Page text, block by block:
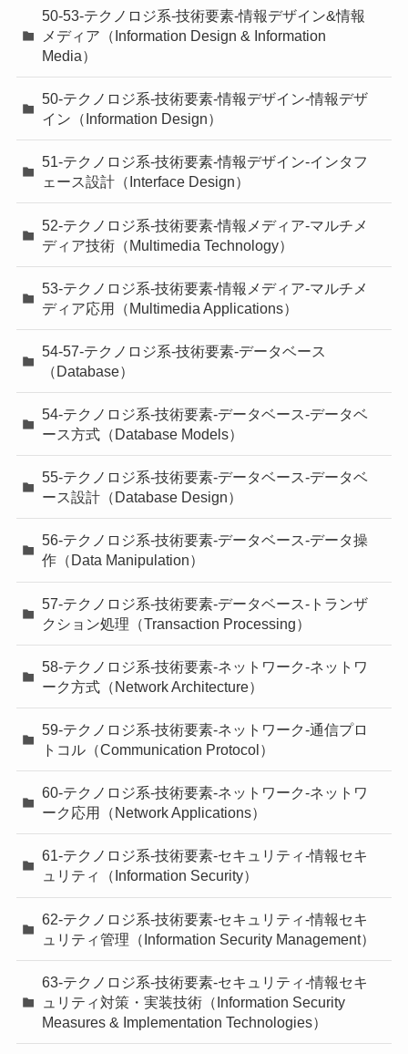
50-53-テクノロジ系-技術要素-情報デザイン&情報
メディア（Information Design & Information
Media）
50-テクノロジ系-技術要素-情報デザイン-情報デザ
イン（Information Design）
51-テクノロジ系-技術要素-情報デザイン-インタフ
ェース設計（Interface Design）
52-テクノロジ系-技術要素-情報メディア-マルチメ
ディア技術（Multimedia Technology）
53-テクノロジ系-技術要素-情報メディア-マルチメ
ディア応用（Multimedia Applications）
54-57-テクノロジ系-技術要素-データベース
（Database）
54-テクノロジ系-技術要素-データベース-データベ
ース方式（Database Models）
55-テクノロジ系-技術要素-データベース-データベ
ース設計（Database Design）
56-テクノロジ系-技術要素-データベース-データ操
作（Data Manipulation）
57-テクノロジ系-技術要素-データベース-トランザ
クション処理（Transaction Processing）
58-テクノロジ系-技術要素-ネットワーク-ネットワ
ーク方式（Network Architecture）
59-テクノロジ系-技術要素-ネットワーク-通信プロ
トコル（Communication Protocol）
60-テクノロジ系-技術要素-ネットワーク-ネットワ
ーク応用（Network Applications）
61-テクノロジ系-技術要素-セキュリティ-情報セキ
ュリティ（Information Security）
62-テクノロジ系-技術要素-セキュリティ-情報セキ
ュリティ管理（Information Security Management）
63-テクノロジ系-技術要素-セキュリティ-情報セキ
ュリティ対策・実装技術（Information Security
Measures & Implementation Technologies）